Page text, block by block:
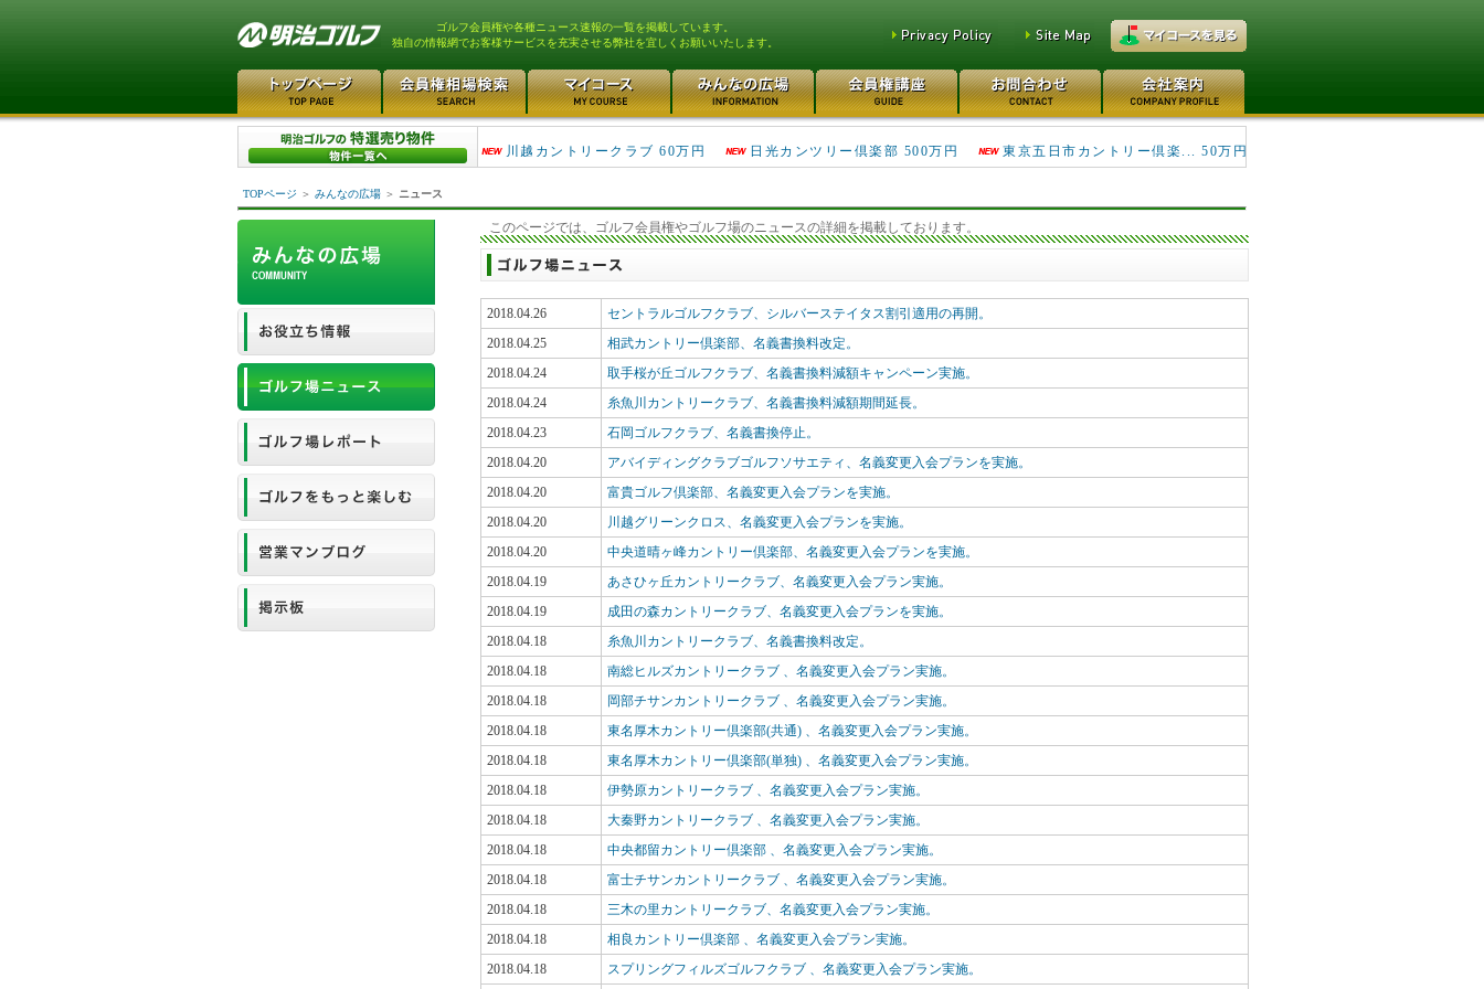
ゴルフ会員権や各種ニュース速報の一覧を掲載しています。
独自の情報網でお客様サービスを充実させる弊社を宜しくお願いいたします。
津久井湖ゴルフ倶楽部 80万円 鴻巣カントリークラブ 70万円
キングフィールズゴルフク... 690万円
川越カントリークラブ 60万円
日光カンツリー倶楽部 500万円 東京五日市カントリー倶楽... 50万円
TOPページ ＞ みんなの広場 ＞ ニュース
このページでは、ゴルフ会員権やゴルフ場のニュースの詳細を掲載しております。
2018.04.26
セントラルゴルフクラブ、シルバーステイタス割引適用の再開。
2018.04.25
相武カントリー倶楽部、名義書換料改定。
2018.04.24
取手桜が丘ゴルフクラブ、名義書換料減額キャンペーン実施。
2018.04.24
糸魚川カントリークラブ、名義書換料減額期間延長。
2018.04.23
石岡ゴルフクラブ、名義書換停止。
2018.04.20
アバイディングクラブゴルフソサエティ、名義変更入会プランを実施。
2018.04.20
富貴ゴルフ倶楽部、名義変更入会プランを実施。
2018.04.20
川越グリーンクロス、名義変更入会プランを実施。
2018.04.20
中央道晴ヶ峰カントリー倶楽部、名義変更入会プランを実施。
2018.04.19
あさひヶ丘カントリークラブ、名義変更入会プラン実施。
2018.04.19
成田の森カントリークラブ、名義変更入会プランを実施。
2018.04.18
糸魚川カントリークラブ、名義書換料改定。
2018.04.18
南総ヒルズカントリークラブ 、名義変更入会プラン実施。
2018.04.18
岡部チサンカントリークラブ 、名義変更入会プラン実施。
2018.04.18
東名厚木カントリー倶楽部(共通) 、名義変更入会プラン実施。
2018.04.18
東名厚木カントリー倶楽部(単独) 、名義変更入会プラン実施。
2018.04.18
伊勢原カントリークラブ 、名義変更入会プラン実施。
2018.04.18
大秦野カントリークラブ 、名義変更入会プラン実施。
2018.04.18
中央都留カントリー倶楽部 、名義変更入会プラン実施。
2018.04.18
富士チサンカントリークラブ 、名義変更入会プラン実施。
2018.04.18
三木の里カントリークラブ、名義変更入会プラン実施。
2018.04.18
相良カントリー倶楽部 、名義変更入会プラン実施。
2018.04.18
スプリングフィルズゴルフクラブ 、名義変更入会プラン実施。